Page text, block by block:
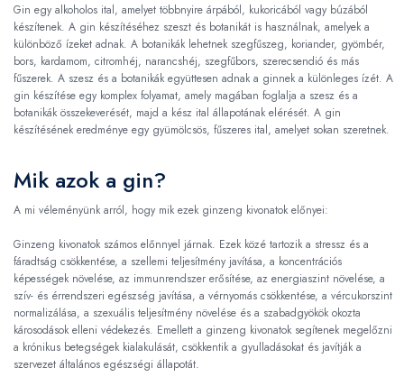
Gin egy alkoholos ital, amelyet többnyire árpából, kukoricából vagy búzából
készítenek. A gin készítéséhez szeszt és botanikát is használnak, amelyek a
különböző ízeket adnak. A botanikák lehetnek szegfűszeg, koriander, gyömbér,
bors, kardamom, citromhéj, narancshéj, szegfűbors, szerecsendió és más
fűszerek. A szesz és a botanikák együttesen adnak a ginnek a különleges ízét. A
gin készítése egy komplex folyamat, amely magában foglalja a szesz és a
botanikák összekeverését, majd a kész ital állapotának elérését. A gin
készítésének eredménye egy gyümölcsös, fűszeres ital, amelyet sokan szeretnek.
Mik azok a gin?
A mi véleményünk arról, hogy mik ezek ginzeng kivonatok előnyei:
Ginzeng kivonatok számos előnnyel járnak. Ezek közé tartozik a stressz és a
fáradtság csökkentése, a szellemi teljesítmény javítása, a koncentrációs
képességek növelése, az immunrendszer erősítése, az energiaszint növelése, a
szív- és érrendszeri egészség javítása, a vérnyomás csökkentése, a vércukorszint
normalizálása, a szexuális teljesítmény növelése és a szabadgyökök okozta
károsodások elleni védekezés. Emellett a ginzeng kivonatok segítenek megelőzni
a krónikus betegségek kialakulását, csökkentik a gyulladásokat és javítják a
szervezet általános egészségi állapotát.